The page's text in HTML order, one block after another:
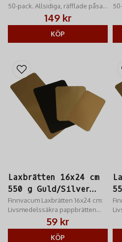
50-pack. Allsidiga, räfflade påsar
av hög kvalitet. Förlänger
hållbarheten och skyddar
effektivt mot frysbränna i frysen.
149 kr
KÖP
Laxbrätten 16x24 cm
550 g Guld/Silver
10-p
Finnvacum Laxbrätten 16x24 cm:
Livsmedelssäkra pappbrätten
(550g) för portionsförpackning
av lax/chark. Guld/Silver.
Hygienisk presentation.
59 kr
KÖP